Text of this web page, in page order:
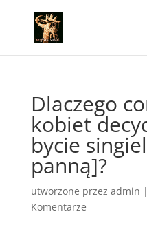
Dlaczego
kobiet
bycie
panną]?
utworzone przez admin |
Komentarze